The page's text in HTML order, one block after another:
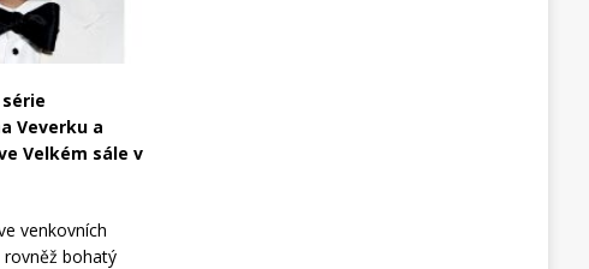
Veverku a
Velkém sále v
venkovních
bohatý